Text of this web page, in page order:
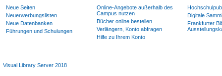
Neue Seiten
Neuerwerbungslisten
Neue Datenbanken
Führungen und Schulungen
Online-Angebote außerhalb des
Campus nutzen
Bücher online bestellen
Verlängern, Konto abfragen
Hilfe zu Ihrem Konto
Digitale
Frankfurter
Visual Library Server 2018